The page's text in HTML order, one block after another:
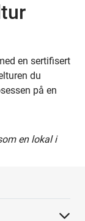
en sertifisert
du
på en
en lokal i